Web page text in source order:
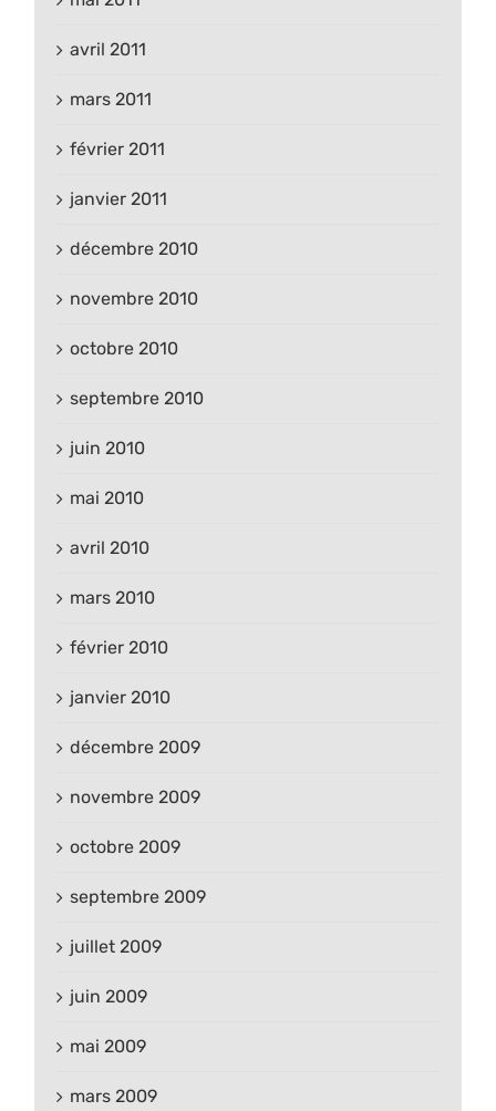
avril 2011
mars 2011
février 2011
janvier 2011
décembre 2010
novembre 2010
octobre 2010
septembre 2010
juin 2010
mai 2010
avril 2010
mars 2010
février 2010
janvier 2010
décembre 2009
novembre 2009
octobre 2009
septembre 2009
juillet 2009
juin 2009
mai 2009
mars 2009